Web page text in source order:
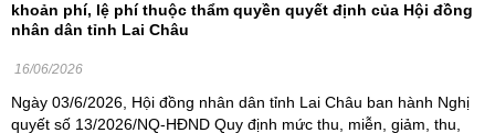
khoản phí, lệ phí thuộc thẩm quyền quyết định của Hội đồng
nhân dân tỉnh Lai Châu
16/06/2026
Ngày 03/6/2026, Hội đồng nhân dân tỉnh Lai Châu ban hành Nghị
quyết số 13/2026/NQ-HĐND Quy định mức thu, miễn, giảm, thu,